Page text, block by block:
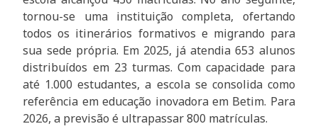
tornou-se uma instituição completa, ofertando
todos os itinerários formativos e migrando para
sua sede própria. Em 2025, já atendia 653 alunos
distribuídos em 23 turmas. Com capacidade para
até 1.000 estudantes, a escola se consolida como
referência em educação inovadora em Betim. Para
2026, a previsão é ultrapassar 800 matrículas.